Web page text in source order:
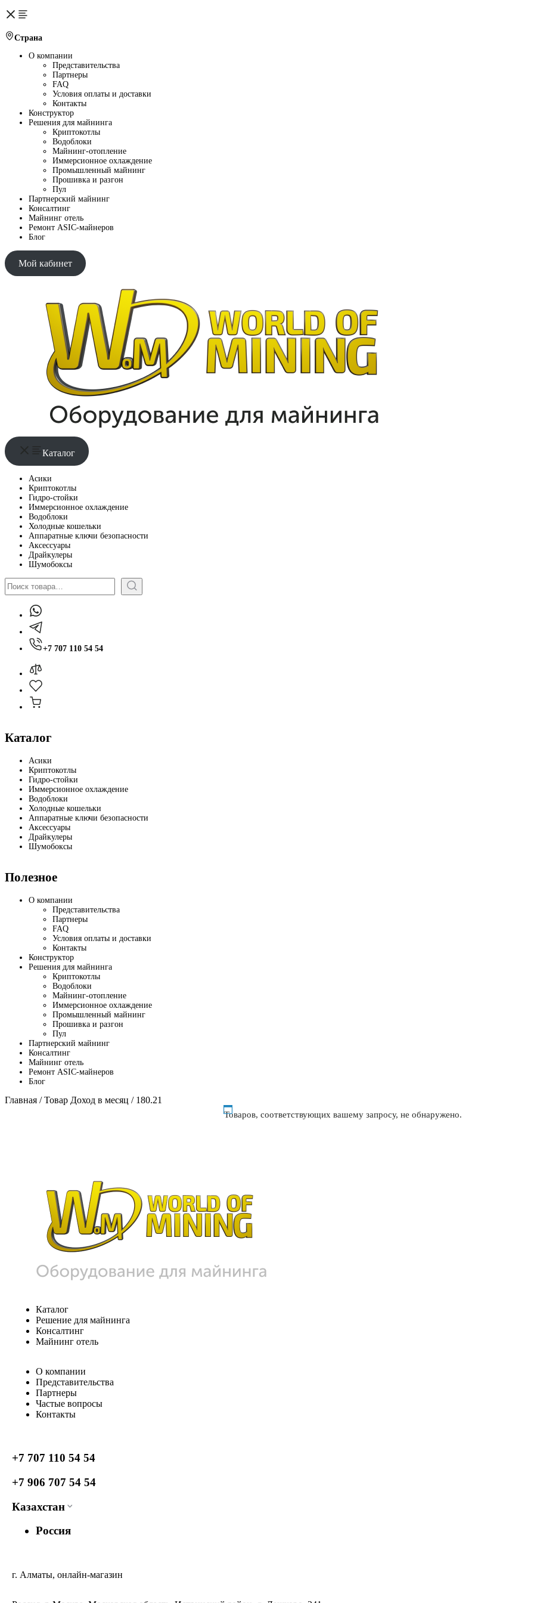
Страна
О компании
Представительства
Партнеры
FAQ
Условия оплаты и доставки
Контакты
Конструктор
Решения для майнинга
Криптокотлы
Водоблоки
Майнинг-отопление
Иммерсионное охлаждение
Промышленный майнинг
Прошивка и разгон
Пул
Партнерский майнинг
Консалтинг
Майнинг отель
Ремонт ASIC-майнеров
Блог
Мой кабинет
Каталог
Асики
Криптокотлы
Гидро-стойки
Иммерсионное охлаждение
Водоблоки
Холодные кошельки
Аппаратные ключи безопасности
Аксессуары
Драйкулеры
Шумобоксы
Поиск
+7 707 110 54 54
Каталог
Асики
Криптокотлы
Гидро-стойки
Иммерсионное охлаждение
Водоблоки
Холодные кошельки
Аппаратные ключи безопасности
Аксессуары
Драйкулеры
Шумобоксы
Полезное
О компании
Представительства
Партнеры
FAQ
Условия оплаты и доставки
Контакты
Конструктор
Решения для майнинга
Криптокотлы
Водоблоки
Майнинг-отопление
Иммерсионное охлаждение
Промышленный майнинг
Прошивка и разгон
Пул
Партнерский майнинг
Консалтинг
Майнинг отель
Ремонт ASIC-майнеров
Блог
Главная / Товар Доход в месяц / 180.21
Товаров, соответствующих вашему запросу, не обнаружено.
Каталог
Решение для майнинга
Консалтинг
Майнинг отель
О компании
Представительства
Партнеры
Частые вопросы
Контакты
+7 707 110 54 54
+7 906 707 54 54
Казахстан
Россия
г. Алматы, онлайн-магазин